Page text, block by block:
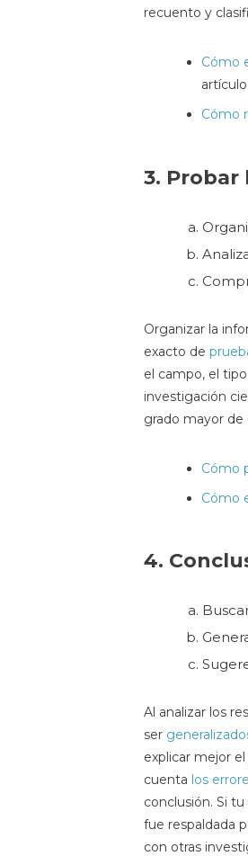
recuento y
Cómo
artículo
Cómo
3. Probar
Organizar la
exacto de
el campo, el
investigación
grado mayor de
Cómo
Cómo
4.
Al analizar los
ser
explicar mejor
cuenta los
conclusión. Si
fue respaldada
con otras